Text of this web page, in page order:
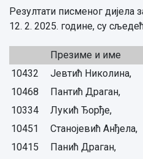
Резултати писменог дијела
12. 2. 2025. године, су
Презиме и име
10432
Јевтић Николина,
10468
Пантић Драган,
10334
Лукић Ђорђе,
10451
Станојевић Анђела,
10415
Панић Драган,